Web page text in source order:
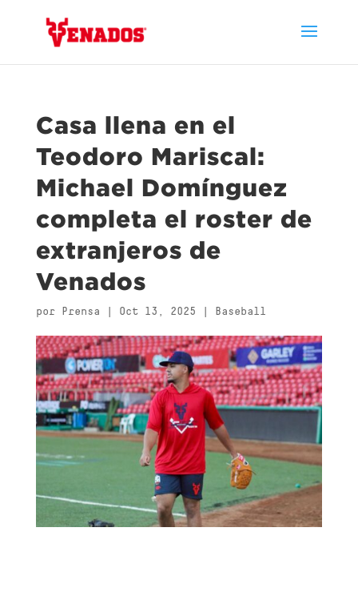
Casa llena en el
Teodoro Mariscal:
Michael Domínguez
completa el roster de
extranjeros de
Venados
por Prensa Oct 13, 2025 Baseball